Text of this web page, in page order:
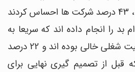
اخیرا صورت گرفته است، 43 درصد شرکت ها احساس کردند
را انجام داده اند که سریعا به
دنبال پر کردن یک موقعیت شغلی خالی بوده اند و 22 درصد
قبل از تصمیم گیری نهایی برای